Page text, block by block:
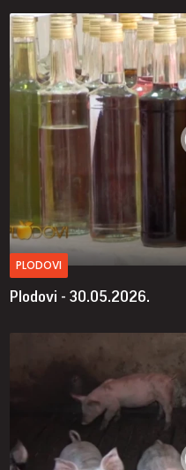
PLODOVI
Plodovi - 30.05.2026.